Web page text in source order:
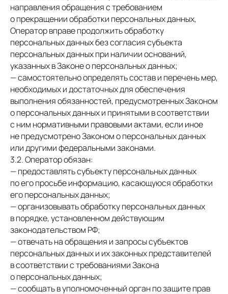
направления обращения с требованием
о прекращении обработки персональных данных,
Оператор вправе продолжить обработку
персональных данных без согласия субъекта
персональных данных при наличии оснований,
указанных в Законе о персональных данных;
— самостоятельно определять состав и перечень мер,
необходимых и достаточных для обеспечения
выполнения обязанностей, предусмотренных Законом
о персональных данных и принятыми в соответствии
с ним нормативными правовыми актами, если иное
не предусмотрено Законом о персональных данных
или другими федеральными законами.
3.2. Оператор обязан:
— предоставлять субъекту персональных данных
по его просьбе информацию, касающуюся обработки
его персональных данных;
— организовывать обработку персональных данных
в порядке, установленном действующим
законодательством РФ;
— отвечать на обращения и запросы субъектов
персональных данных и их законных представителей
в соответствии с требованиями Закона
о персональных данных;
— сообщать в уполномоченный орган по защите прав